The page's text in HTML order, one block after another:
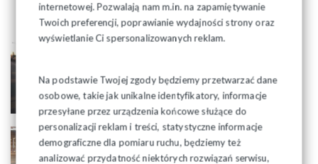
internetowej. Pozwalają nam m.in. na zapamiętywanie
Twoich preferencji, poprawianie wydajności strony oraz
wyświetlanie Ci spersonalizowanych reklam.
Na podstawie Twojej zgody będziemy przetwarzać dane
osobowe, takie jak unikalne identyfikatory, informacje
przesyłane przez urządzenia końcowe służące do
personalizacji reklam i treści, statystyczne informacje
demograficzne dla pomiaru ruchu, będziemy też
analizować przydatność niektórych rozwiązań serwisu,